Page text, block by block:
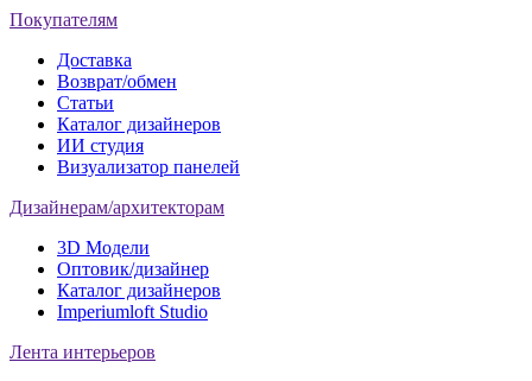
Покупателям
Доставка
Возврат/обмен
Статьи
Каталог дизайнеров
ИИ студия
Визуализатор панелей
Дизайнерам/архитекторам
3D Модели
Оптовик/дизайнер
Каталог дизайнеров
Imperiumloft Studio
Лента интерьеров